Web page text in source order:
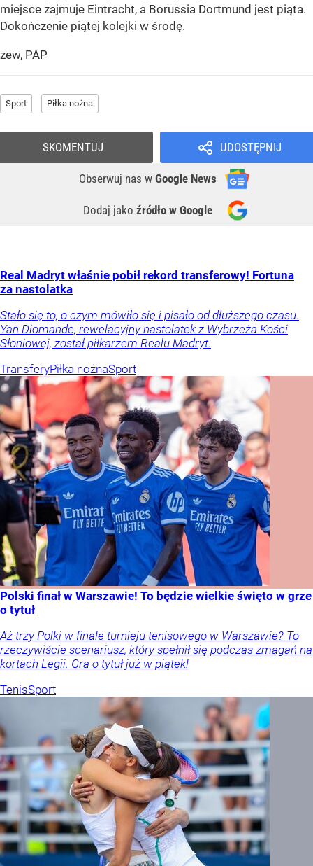
miejsce zajmuje Eintracht, a Borussia Dortmund jest piąta.
Dokończenie piątej kolejki w środę.
zew, PAP
Sport Piłka nożna
UDOSTĘPNIJ
Obserwuj nas w Google News
Dodaj jako źródło w Google
SKOMENTUJ
Real Madryt właśnie pobił rekord transferowy! Fortuna
za nastolatka
Stało się to, o czym mówiło się i pisało od dłuższego czasu.
Yan Diomande, rewelacyjny nastolatek z Wybrzeża Kości
Słoniowej, został piłkarzem Realu Madryt.
TransferyPiłka nożnaSport
Polski finał w Warszawie! To będzie wielkie święto w grze
o tytuł
Aż trzy Polki w finale turnieju tenisowego w Warszawie? To
rzeczywiście scenariusz, który spełnił się podczas zmagań na
kortach Legii. Gra o tytuł już w piątek!
TenisSport